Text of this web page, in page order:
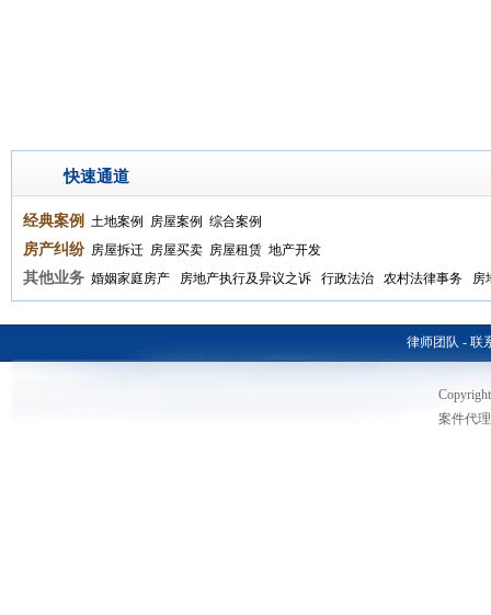
快速通道
经典案例 土地案例 房屋案例 综合案例
房产纠纷 房屋拆迁 房屋买卖 房屋租赁 地产开发
其他业务 婚姻家庭房产 房地产执行及异议之诉 行政法治 农村法律事务 房
律师团队 - 联
案件代